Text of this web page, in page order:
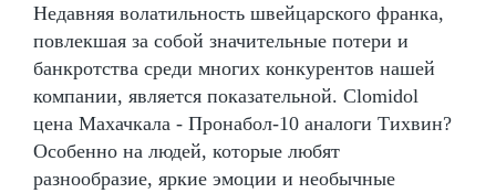
Недавняя волатильность швейцарского франка,
повлекшая за собой значительные потери и
банкротства среди многих конкурентов нашей
компании, является показательной. Clomidol
цена Махачкала - Пронабол-10 аналоги Тихвин?
Особенно на людей, которые любят
разнообразие, яркие эмоции и необычные